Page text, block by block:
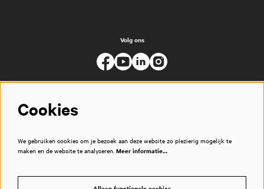
Volg ons
Cookies
We gebruiken cookies om je bezoek aan deze website zo plezierig mogelijk te
maken en de website te analyseren. Meer informatie…